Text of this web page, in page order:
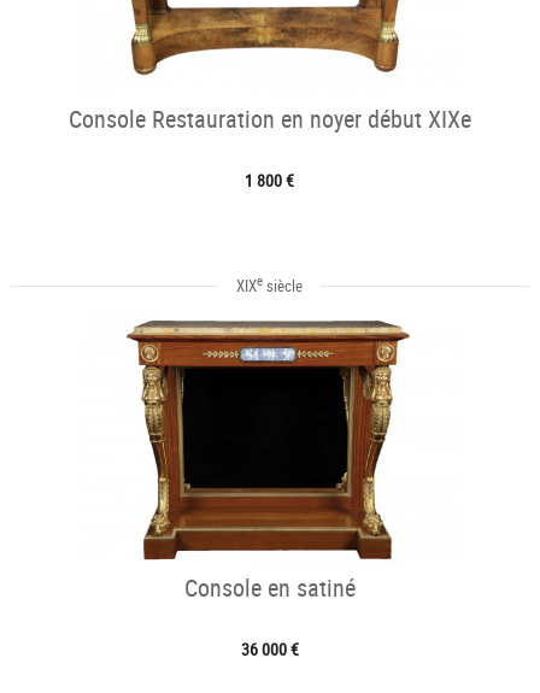
Console Restauration en noyer début XIXe
1 800 €
XIXe siècle
Console en satiné
36 000 €